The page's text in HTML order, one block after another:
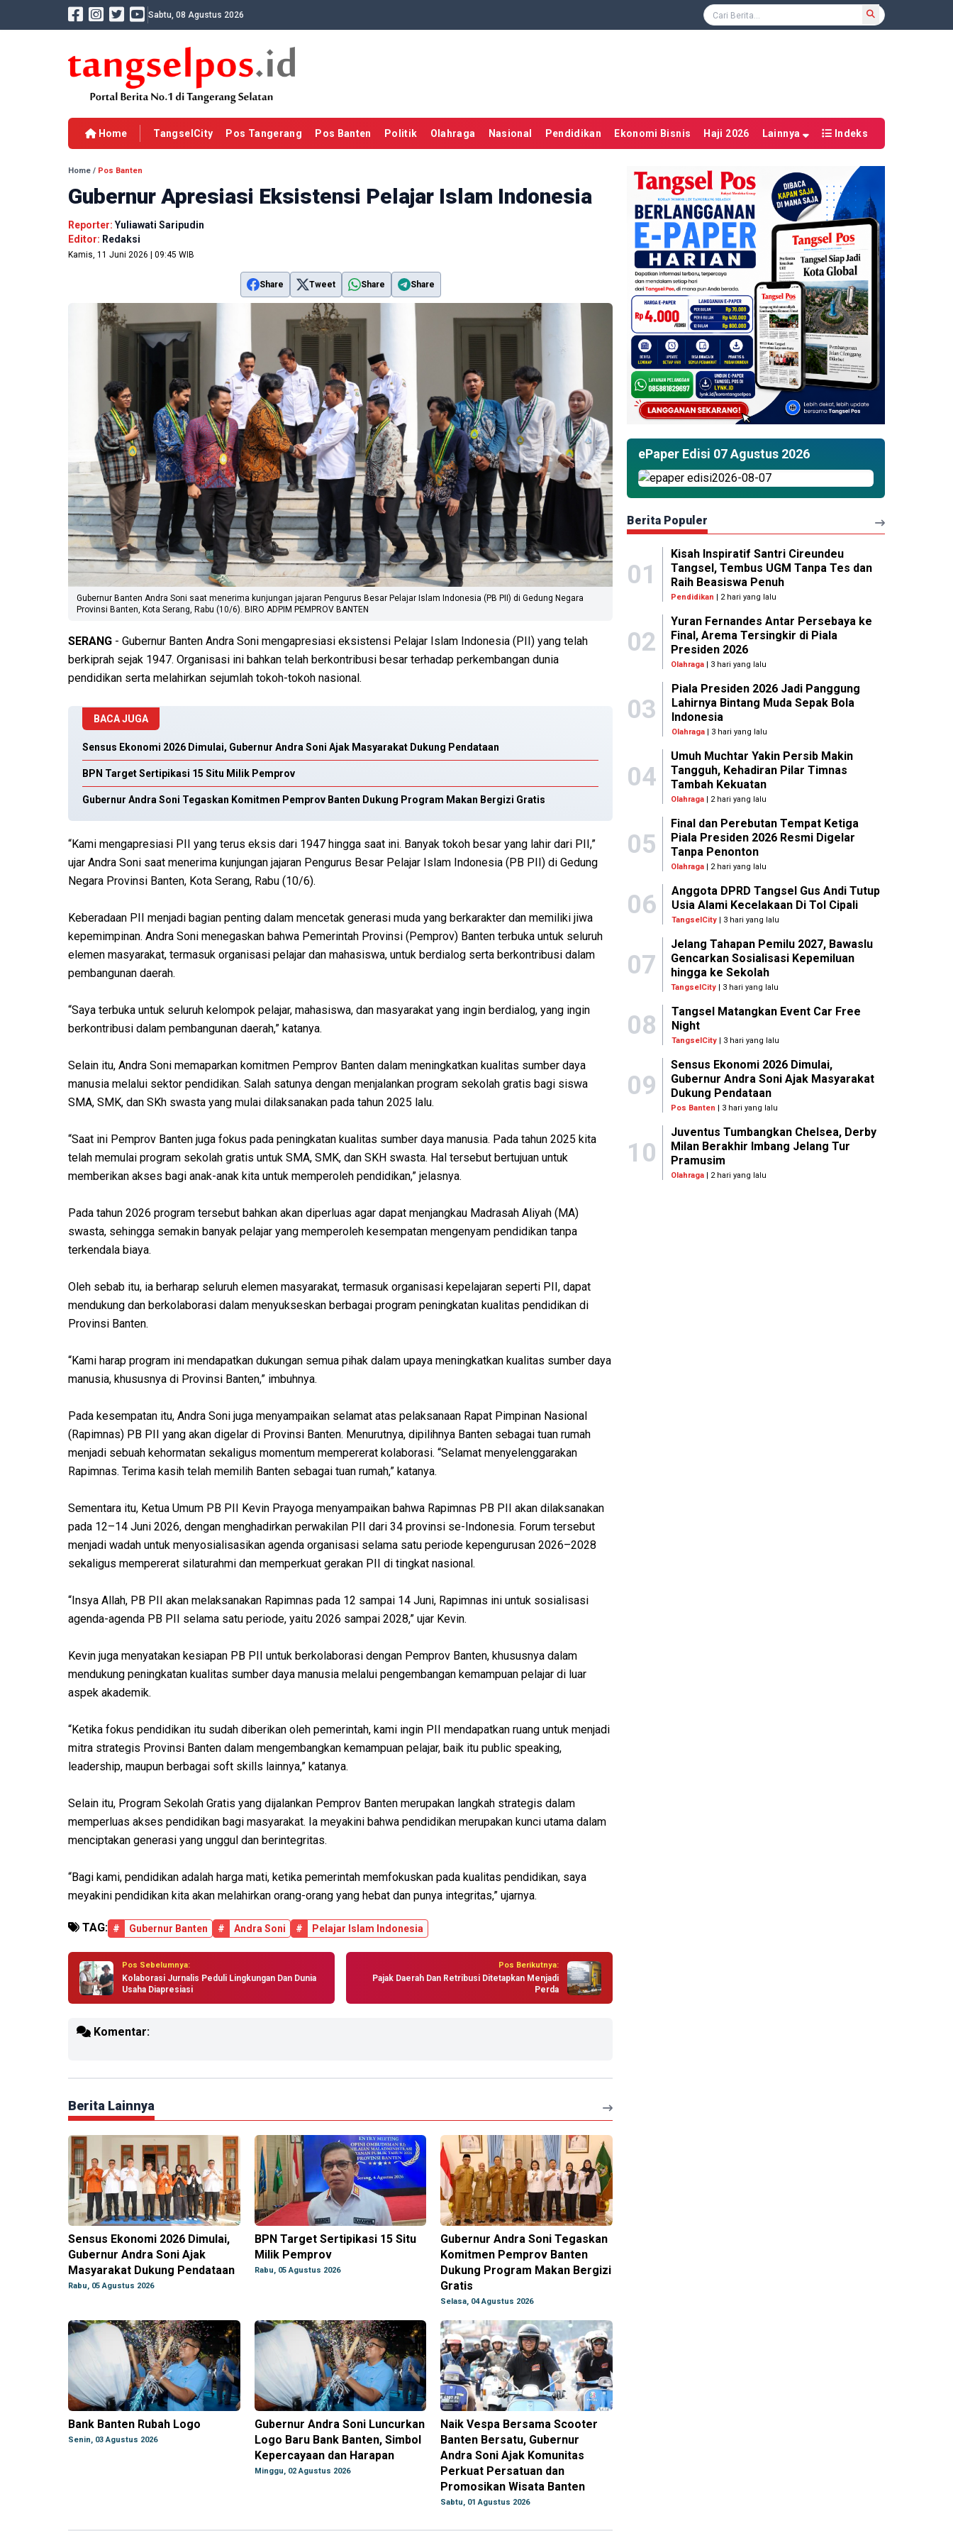
Sabtu, 08 Agustus 2026
Home TangselCity Pos Tangerang Pos Banten Politik Olahraga Nasional Pendidikan Ekonomi Bisnis Haji 2026 Lainnya Indeks
Home / Pos Banten
Gubernur Apresiasi Eksistensi Pelajar Islam Indonesia
Reporter: Yuliawati Saripudin
Editor: Redaksi
Kamis, 11 Juni 2026 | 09:45 WIB
Share Tweet Share Share
Gubernur Banten Andra Soni saat menerima kunjungan jajaran Pengurus Besar Pelajar Islam Indonesia (PB PII) di Gedung Negara
Provinsi Banten, Kota Serang, Rabu (10/6). BIRO ADPIM PEMPROV BANTEN
SERANG - Gubernur Banten Andra Soni mengapresiasi eksistensi Pelajar Islam Indonesia (PII) yang telah
berkiprah sejak 1947. Organisasi ini bahkan telah berkontribusi besar terhadap perkembangan dunia
pendidikan serta melahirkan sejumlah tokoh-tokoh nasional.
BACA JUGA
Sensus Ekonomi 2026 Dimulai, Gubernur Andra Soni Ajak Masyarakat Dukung Pendataan
BPN Target Sertipikasi 15 Situ Milik Pemprov
Gubernur Andra Soni Tegaskan Komitmen Pemprov Banten Dukung Program Makan Bergizi Gratis
“Kami mengapresiasi PII yang terus eksis dari 1947 hingga saat ini. Banyak tokoh besar yang lahir dari PII,”
ujar Andra Soni saat menerima kunjungan jajaran Pengurus Besar Pelajar Islam Indonesia (PB PII) di Gedung
Negara Provinsi Banten, Kota Serang, Rabu (10/6).
Keberadaan PII menjadi bagian penting dalam mencetak generasi muda yang berkarakter dan memiliki jiwa
kepemimpinan. Andra Soni menegaskan bahwa Pemerintah Provinsi (Pemprov) Banten terbuka untuk seluruh
elemen masyarakat, termasuk organisasi pelajar dan mahasiswa, untuk berdialog serta berkontribusi dalam
pembangunan daerah.
“Saya terbuka untuk seluruh kelompok pelajar, mahasiswa, dan masyarakat yang ingin berdialog, yang ingin
berkontribusi dalam pembangunan daerah,” katanya.
Selain itu, Andra Soni memaparkan komitmen Pemprov Banten dalam meningkatkan kualitas sumber daya
manusia melalui sektor pendidikan. Salah satunya dengan menjalankan program sekolah gratis bagi siswa
SMA, SMK, dan SKh swasta yang mulai dilaksanakan pada tahun 2025 lalu.
“Saat ini Pemprov Banten juga fokus pada peningkatan kualitas sumber daya manusia. Pada tahun 2025 kita
telah memulai program sekolah gratis untuk SMA, SMK, dan SKH swasta. Hal tersebut bertujuan untuk
memberikan akses bagi anak-anak kita untuk memperoleh pendidikan,” jelasnya.
Pada tahun 2026 program tersebut bahkan akan diperluas agar dapat menjangkau Madrasah Aliyah (MA)
swasta, sehingga semakin banyak pelajar yang memperoleh kesempatan mengenyam pendidikan tanpa
terkendala biaya.
Oleh sebab itu, ia berharap seluruh elemen masyarakat, termasuk organisasi kepelajaran seperti PII, dapat
mendukung dan berkolaborasi dalam menyukseskan berbagai program peningkatan kualitas pendidikan di
Provinsi Banten.
“Kami harap program ini mendapatkan dukungan semua pihak dalam upaya meningkatkan kualitas sumber daya
manusia, khususnya di Provinsi Banten,” imbuhnya.
Pada kesempatan itu, Andra Soni juga menyampaikan selamat atas pelaksanaan Rapat Pimpinan Nasional
(Rapimnas) PB PII yang akan digelar di Provinsi Banten. Menurutnya, dipilihnya Banten sebagai tuan rumah
menjadi sebuah kehormatan sekaligus momentum mempererat kolaborasi. “Selamat menyelenggarakan
Rapimnas. Terima kasih telah memilih Banten sebagai tuan rumah,” katanya.
Sementara itu, Ketua Umum PB PII Kevin Prayoga menyampaikan bahwa Rapimnas PB PII akan dilaksanakan
pada 12–14 Juni 2026, dengan menghadirkan perwakilan PII dari 34 provinsi se-Indonesia. Forum tersebut
menjadi wadah untuk menyosialisasikan agenda organisasi selama satu periode kepengurusan 2026–2028
sekaligus mempererat silaturahmi dan memperkuat gerakan PII di tingkat nasional.
“Insya Allah, PB PII akan melaksanakan Rapimnas pada 12 sampai 14 Juni, Rapimnas ini untuk sosialisasi
agenda-agenda PB PII selama satu periode, yaitu 2026 sampai 2028,” ujar Kevin.
Kevin juga menyatakan kesiapan PB PII untuk berkolaborasi dengan Pemprov Banten, khususnya dalam
mendukung peningkatan kualitas sumber daya manusia melalui pengembangan kemampuan pelajar di luar
aspek akademik.
“Ketika fokus pendidikan itu sudah diberikan oleh pemerintah, kami ingin PII mendapatkan ruang untuk menjadi
mitra strategis Provinsi Banten dalam mengembangkan kemampuan pelajar, baik itu public speaking,
leadership, maupun berbagai soft skills lainnya,” katanya.
Selain itu, Program Sekolah Gratis yang dijalankan Pemprov Banten merupakan langkah strategis dalam
memperluas akses pendidikan bagi masyarakat. Ia meyakini bahwa pendidikan merupakan kunci utama dalam
menciptakan generasi yang unggul dan berintegritas.
“Bagi kami, pendidikan adalah harga mati, ketika pemerintah memfokuskan pada kualitas pendidikan, saya
meyakini pendidikan kita akan melahirkan orang-orang yang hebat dan punya integritas,” ujarnya.
TAG: # Gubernur Banten # Andra Soni # Pelajar Islam Indonesia
Pos Sebelumnya:
Kolaborasi Jurnalis Peduli Lingkungan Dan Dunia
Usaha Diapresiasi
Pos Berikutnya:
Pajak Daerah Dan Retribusi Ditetapkan Menjadi
Perda
Komentar:
Berita Lainnya
Sensus Ekonomi 2026 Dimulai,
Gubernur Andra Soni Ajak
Masyarakat Dukung Pendataan
Rabu, 05 Agustus 2026
BPN Target Sertipikasi 15 Situ
Milik Pemprov
Rabu, 05 Agustus 2026
Gubernur Andra Soni Tegaskan
Komitmen Pemprov Banten
Dukung Program Makan Bergizi
Gratis
Selasa, 04 Agustus 2026
Bank Banten Rubah Logo
Senin, 03 Agustus 2026
Gubernur Andra Soni Luncurkan
Logo Baru Bank Banten, Simbol
Kepercayaan dan Harapan
Minggu, 02 Agustus 2026
Naik Vespa Bersama Scooter
Banten Bersatu, Gubernur
Andra Soni Ajak Komunitas
Perkuat Persatuan dan
Promosikan Wisata Banten
Sabtu, 01 Agustus 2026
ePaper Edisi 07 Agustus 2026
Berita Populer
01
Kisah Inspiratif Santri Cireundeu
Tangsel, Tembus UGM Tanpa Tes dan
Raih Beasiswa Penuh
Pendidikan | 2 hari yang lalu
02
Yuran Fernandes Antar Persebaya ke
Final, Arema Tersingkir di Piala
Presiden 2026
Olahraga | 3 hari yang lalu
03
Piala Presiden 2026 Jadi Panggung
Lahirnya Bintang Muda Sepak Bola
Indonesia
Olahraga| 3 hari yang lalu
04
Umuh Muchtar Yakin Persib Makin
Tangguh, Kehadiran Pilar Timnas
Tambah Kekuatan
Olahraga | 2 hari yang lalu
05
Final dan Perebutan Tempat Ketiga
Piala Presiden 2026 Resmi Digelar
Tanpa Penonton
Olahraga | 2 hari yang lalu
06
Anggota DPRD Tangsel Gus Andi Tutup
Usia Alami Kecelakaan Di Tol Cipali
TangselCity| 3 hari yang lalu
07
Jelang Tahapan Pemilu 2027, Bawaslu
Gencarkan Sosialisasi Kepemiluan
hingga ke Sekolah
TangselCity | 3 hari yang lalu
08
Tangsel Matangkan Event Car Free
Night
TangselCity| 3 hari yang lalu
09
Sensus Ekonomi 2026 Dimulai,
Gubernur Andra Soni Ajak Masyarakat
Dukung Pendataan
Pos Banten | 3 hari yang lalu
10
Juventus Tumbangkan Chelsea, Derby
Milan Berakhir Imbang Jelang Tur
Pramusim
Olahraga | 2 hari yang lalu